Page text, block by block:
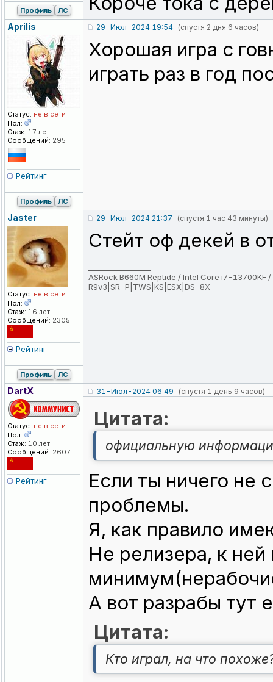
Профиль ЛС
Aprilis
Статус: не в сети
Пол:
Стаж: 17 лет
Сообщений: 295
Рейтинг
29-Июл-2024 19:54 (спустя 2 дня 6 часов)
Хорошая игра с
играть раз в год
Профиль ЛС
Jaster
Статус: не в сети
Пол:
Стаж: 16 лет
Сообщений: 2305
Рейтинг
29-Июл-2024 21:37 (спустя 1 час 43 минуты)
Стейт оф декей в
ASRock B660M Reptide / Intel Core i7-13700KF
R9v3|SR-P|TWS|KS|ESX|DS-8X
Профиль ЛС
DartX
Статус: не в сети
Пол:
Стаж: 10 лет
Сообщений: 2607
Рейтинг
31-Июл-2024 06:49 (спустя 1 день 9 часов)
Цитата:
официальную
Если ты ничего не
проблемы.
Я, как правило
Не релизера, к
А вот разрабы тут
Цитата:
Кто играл, на что